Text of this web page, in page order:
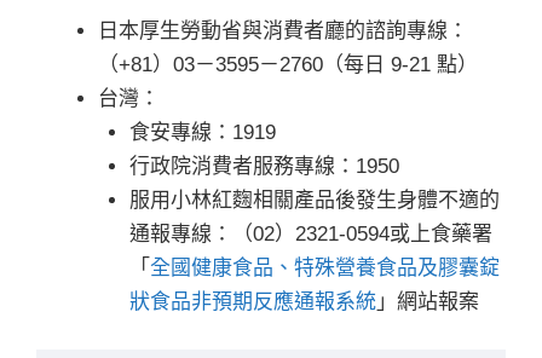
日本厚生勞動省與消費者廳的諮詢專線：
（+81）03－3595－2760（每日 9-21 點）
台灣：
食安專線：1919
行政院消費者服務專線：1950
服用小林紅麴相關產品後發生身體不適的
通報專線：（02）2321-0594或上食藥署
「 全國健康食品、特殊營養食品及膠囊錠
狀食品非預期反應通報系統」網站報案